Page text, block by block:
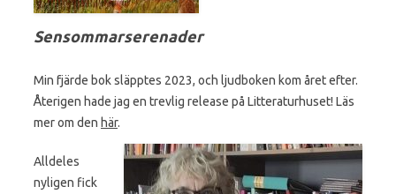
Sensommarserenader
Min fjärde bok släpptes 2023, och ljudboken kom året efter.
Återigen hade jag en trevlig release på Litteraturhuset! Läs
mer om den här.
Alldeles
nyligen fick